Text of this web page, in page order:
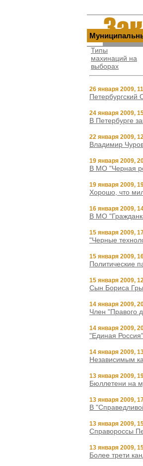
Типы
махинаций на
выбораx
26 января 2009,
24 января 2009,
В Петербурге
22 января 2009,
Владимир
19 января 2009,
В МО "Черная
19 января 2009,
Хорошо, что
16 января 2009,
В МО
15 января 2009,
"Черные
15 января 2009,
Политические
15 января 2009,
Сын Бориса
14 января 2009,
Член "Правого
14 января 2009,
"Единая
14 января 2009,
Независимым
13 января 2009,
Бюллетени на
13 января 2009,
В
13 января 2009,
Справороссы
13 января 2009,
Более трети